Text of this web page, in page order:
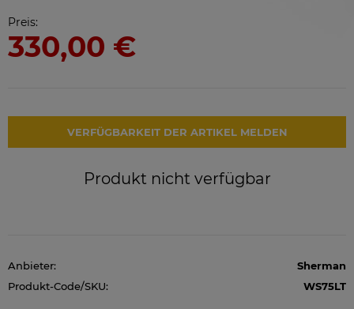
Preis:
330,00 €
VERFÜGBARKEIT DER ARTIKEL MELDEN
Produkt nicht verfügbar
Anbieter:
Sherman
Produkt-Code/SKU:
WS75LT